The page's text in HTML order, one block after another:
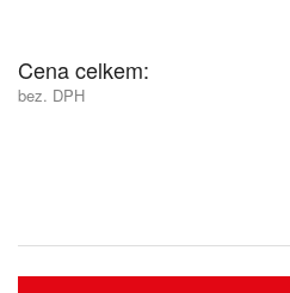
Cena celkem:
bez. DPH